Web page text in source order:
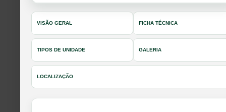
VISÃO GERAL FICHA TÉCNICA
TIPOS DE UNIDADE GALERIA
LOCALIZAÇÃO